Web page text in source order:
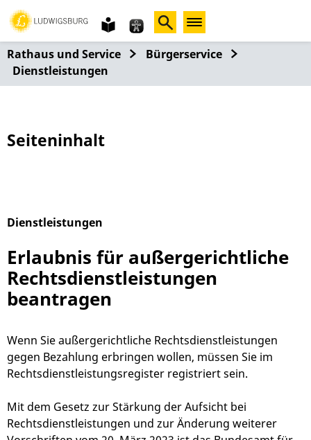
Gebärdensprache
leichte
Sprache
Rathaus und Service
Bürgerservice
Dienstleistungen
Seiteninhalt
Dienstleistungen
Erlaubnis für außergerichtliche
Rechtsdienstleistungen
beantragen
Wenn Sie außergerichtliche Rechtsdienstleistungen
gegen Bezahlung erbringen wollen, müssen Sie im
Rechtsdienstleistungsregister registriert sein.
Mit dem Gesetz zur Stärkung der Aufsicht bei
Rechtsdienstleistungen und zur Änderung weiterer